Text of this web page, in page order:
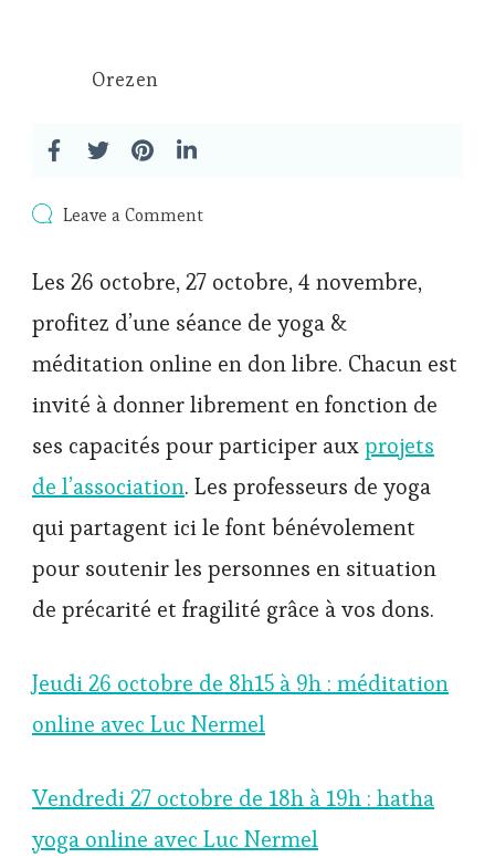
Orezen
Leave a Commenton
Méditation
don
pendant
les
vacances
la
Toussaint
Les 26 octobre, 27 octobre, 4 novembre,
profitez d’une séance de yoga &
méditation online en don libre. Chacun est
invité à donner librement en fonction de
ses capacités pour participer auxprojets
de l’association. Les professeurs de yoga
qui partagent ici le font bénévolement
pour soutenir les personnes en situation
de précarité et fragilité grâce à vos dons.
Jeudi 26 octobre de 8h15 à 9h : méditation
online avec Luc Nermel
Vendredi 27 octobre de 18h à 19h : hatha
yoga online avec Luc Nermel